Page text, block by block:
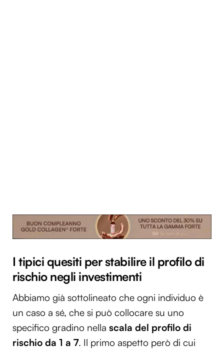
I tipici quesiti per stabilire il profilo di
rischio negli investimenti
Abbiamo già sottolineato che ogni individuo è
un caso a sé, che si può collocare su uno
specifico gradino nella scala del profilo di
rischio da 1 a 7. Il primo aspetto però di cui